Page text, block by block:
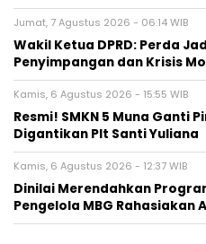
Jumat, 7 Agustus 2026 - 06:14 WIB
Wakil Ketua DPRD: Perda
Penyimpangan dan Krisis
Kamis, 6 Agustus 2026 - 15:55 WIB
Resmi! SMKN 5 Muna Ganti
Digantikan Plt Santi Yuliana
Kamis, 6 Agustus 2026 - 12:37 WIB
Dinilai Merendahkan
Pengelola MBG Rahasiakan